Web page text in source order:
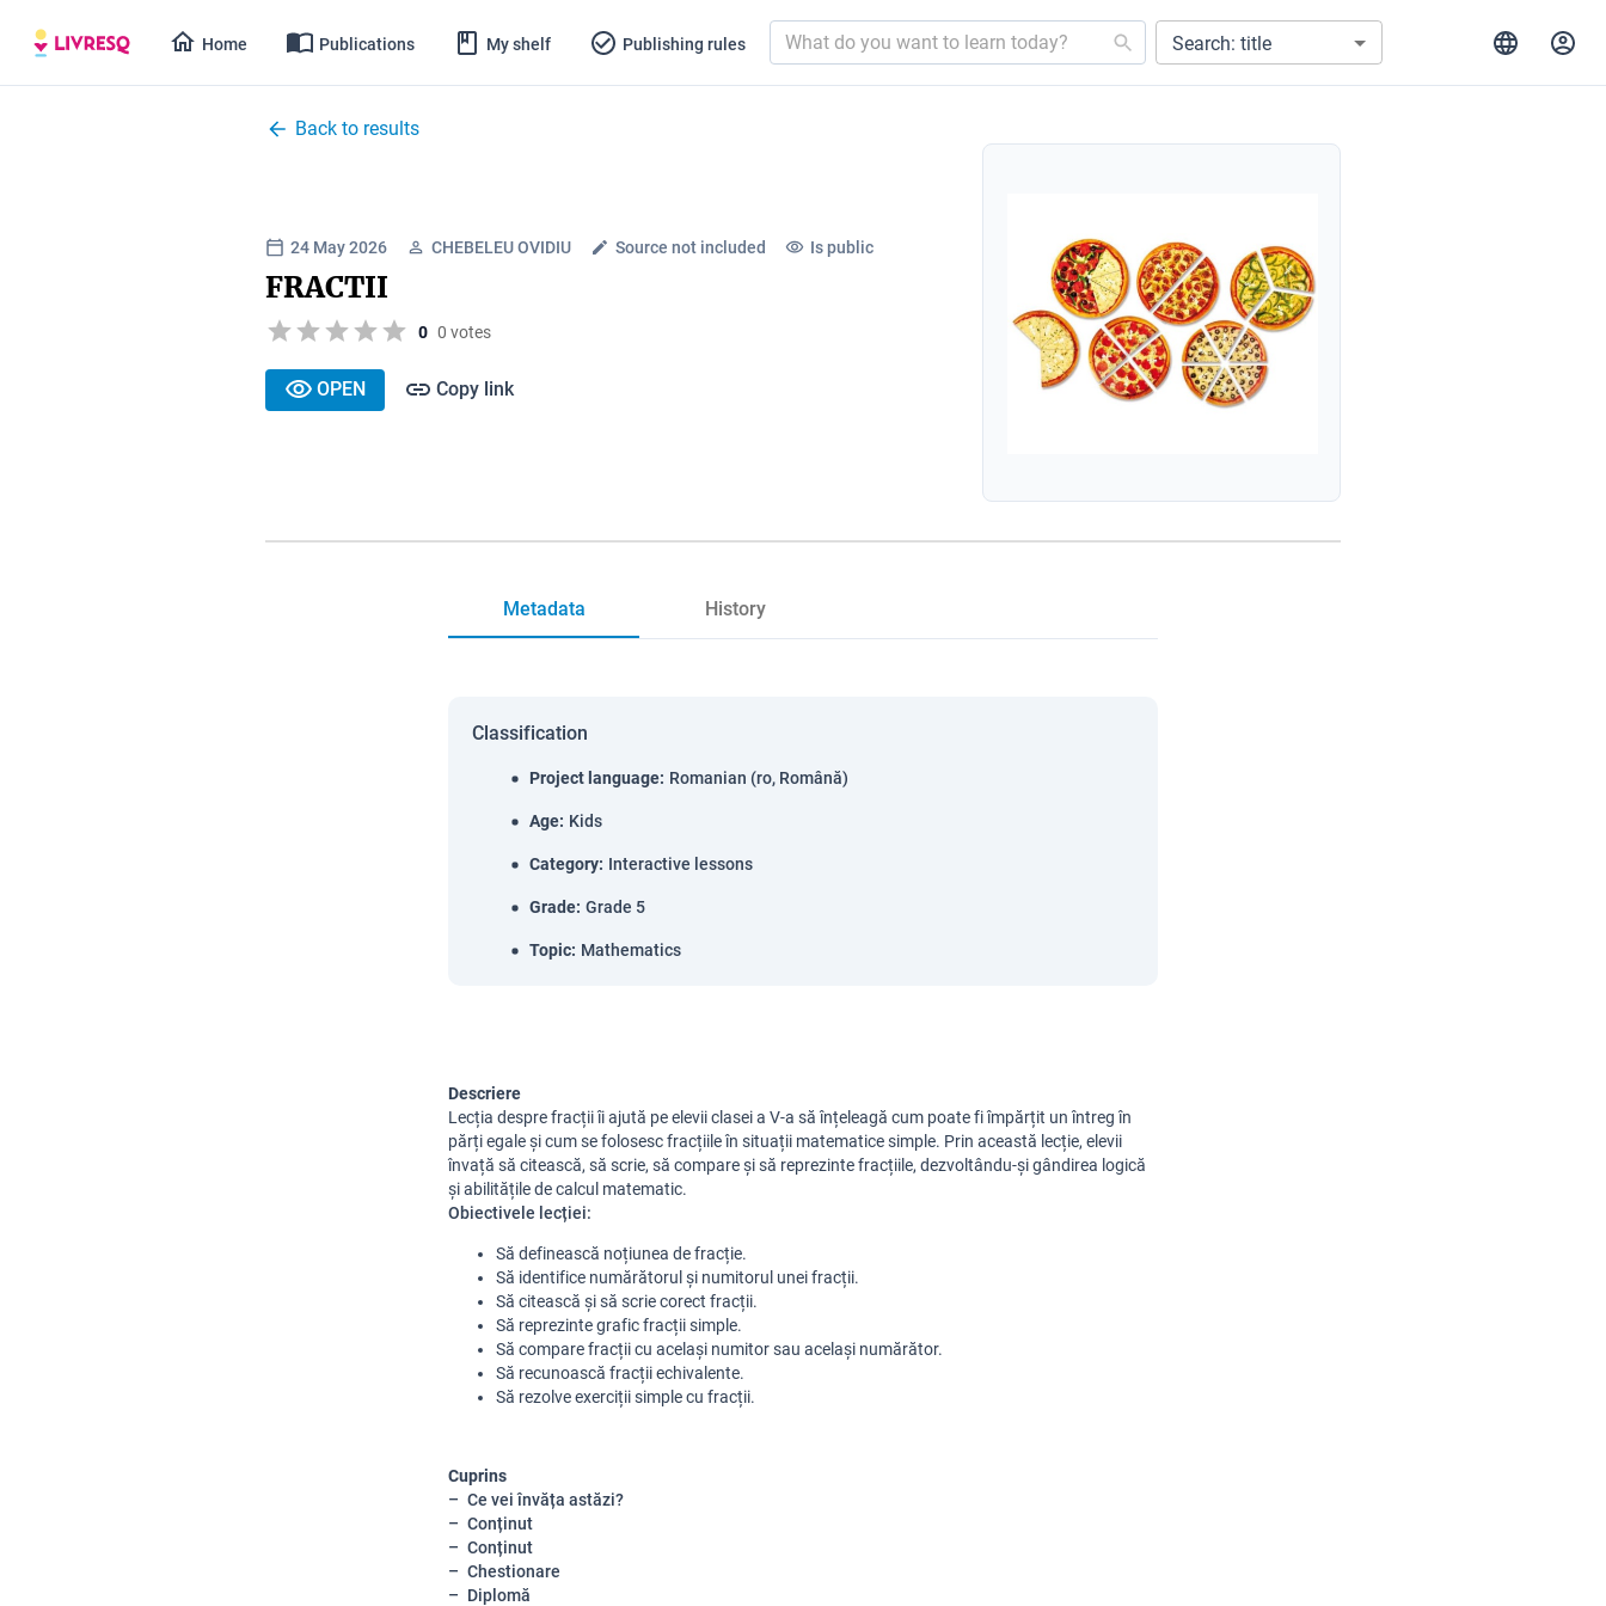
Home Publications My shelf Publishing rules Search: title
Back to results
24 May 2026 CHEBELEU OVIDIU Source not included Is public
FRACTII
0 0 votes
OPEN Copy link
Metadata History
Classification
Project language: Romanian (ro, Română)
Age: Kids
Category: Interactive lessons
Grade: Grade 5
Topic: Mathematics
Descriere
Lecția despre fracții îi ajută pe elevii clasei a V-a să înțeleagă cum poate fi împărțit un întreg în
părți egale și cum se folosesc fracțiile în situații matematice simple. Prin această lecție, elevii
învață să citească, să scrie, să compare și să reprezinte fracțiile, dezvoltându-și gândirea logică
și abilitățile de calcul matematic.
Obiectivele lecției:
Să definească noțiunea de fracție.
Să identifice numărătorul și numitorul unei fracții.
Să citească și să scrie corect fracții.
Să reprezinte grafic fracții simple.
Să compare fracții cu același numitor sau același numărător.
Să recunoască fracții echivalente.
Să rezolve exerciții simple cu fracții.
Cuprins
Ce vei învăța astăzi?
Conținut
Conținut
Chestionare
Diplomă